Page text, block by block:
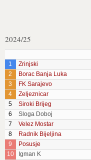
2024/25
1
Zrinjski
2
Borac Banja Luka
3
FK Sarajevo
4
Zeljeznicar
5
Siroki Brijeg
6
Sloga Doboj
7
Velez Mostar
8
Radnik Bijeljina
9
Posusje
10
Igman K